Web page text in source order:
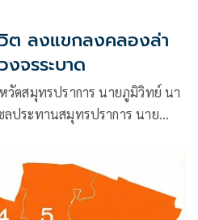
ต ลงแขกลงคลองล่า
จรระบาด
วัดสมุทรปราการ นายภูมิวิทย์ นา
ลประทานสมุทรปราการ นาย